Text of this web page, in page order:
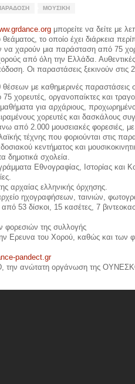
ΜΟΥΣΙΚΉ
μπορείτε να δείτε με
το οποίο έχει διάρκεια
να χαρούν μια παράσταση από 75
από όλη την Ελλάδα.
Οι παραστάσεις ξεκινούν στις
θέσεων με καθημερινές
χορευτές, οργανοπαίκτες και
για αρχάριους,
χορευτές και δασκάλους
από 2.000 μουσειακές φορεσιές,
τέχνης που φοριούνται στις
κεντήματος και
δημοτικά σχολεία.
Εθνογραφίας, Ιστορίας και
αρχαίας ελληνικής όρχησης.
ηχογραφήσεων, ταινιών,
53 δίσκοι, 15 κασέτες, 7
φορεσιών της συλλογής
Ερευνα του Χορού, καθώς και των
pandect.gr
την ανώτατη οργάνωση της